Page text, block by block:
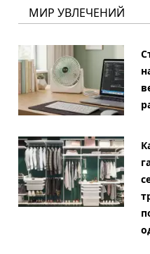
МИР УВЛЕЧЕНИЙ